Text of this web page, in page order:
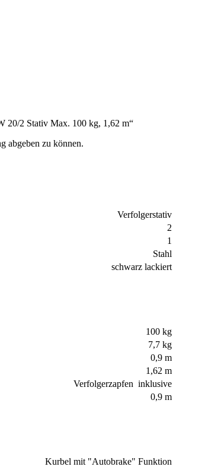
20/2 Stativ Max. 100 kg, 1,62 m“
abgeben zu können.
Verfolgerstativ
2
1
Stahl
schwarz lackiert
100 kg
7,7 kg
0,9 m
1,62 m
Verfolgerzapfen inklusive
0,9 m
Kurbel mit "Autobrake" Funktion